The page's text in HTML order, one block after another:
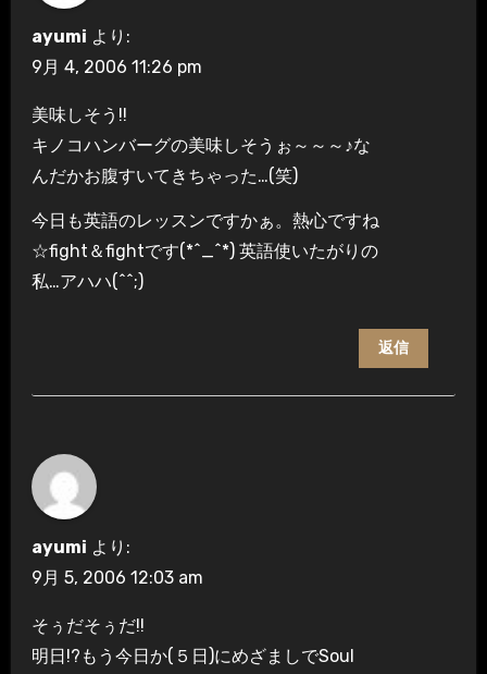
ayumi より:
9月 4, 2006 11:26 pm
美味しそう!!
キノコハンバーグの美味しそうぉ～～～♪な
んだかお腹すいてきちゃった…(笑)
今日も英語のレッスンですかぁ。熱心ですね
☆fight＆fightです(*^_^*) 英語使いたがりの
私…アハハ(^^;)
返信
ayumi より:
9月 5, 2006 12:03 am
そぅだそぅだ!!
明日!?もう今日か(５日)にめざましでSoul